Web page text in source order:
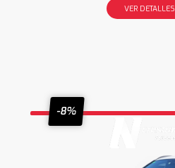
VER DETALLES
-8%